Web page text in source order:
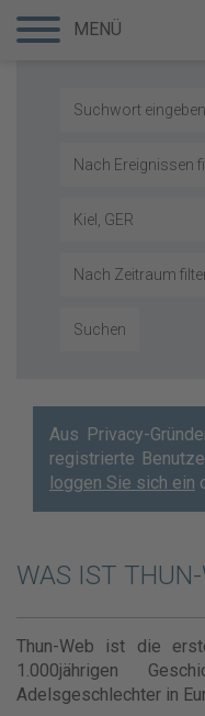
Nach Ereignissen
Kiel, GER
Nach Zeitraum
Suchen
Aus Privacy-
registrierte
loggen Sie sich ein
WAS IST THUN-
Thun-Web ist die
1.000jährigen
Adelsgeschlechter in
MENÜ